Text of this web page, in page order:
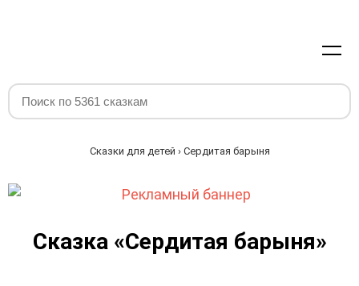
Сказки для детей › Сердитая барыня
Сказка «Сердитая барыня»